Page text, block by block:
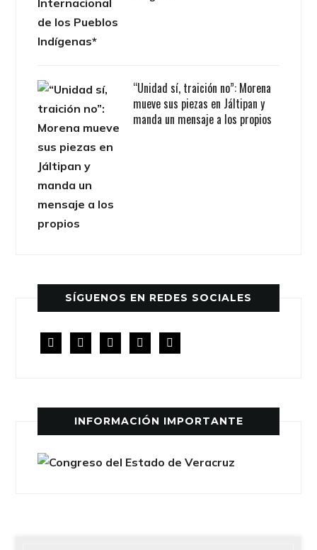
“Unidad sí, traición no”: Morena
mueve sus piezas en Jáltipan y
manda un mensaje a los propios
SÍGUENOS EN REDES SOCIALES
facebooktwitterinstagramyoutube
rss
INFORMACIÓN IMPORTANTE